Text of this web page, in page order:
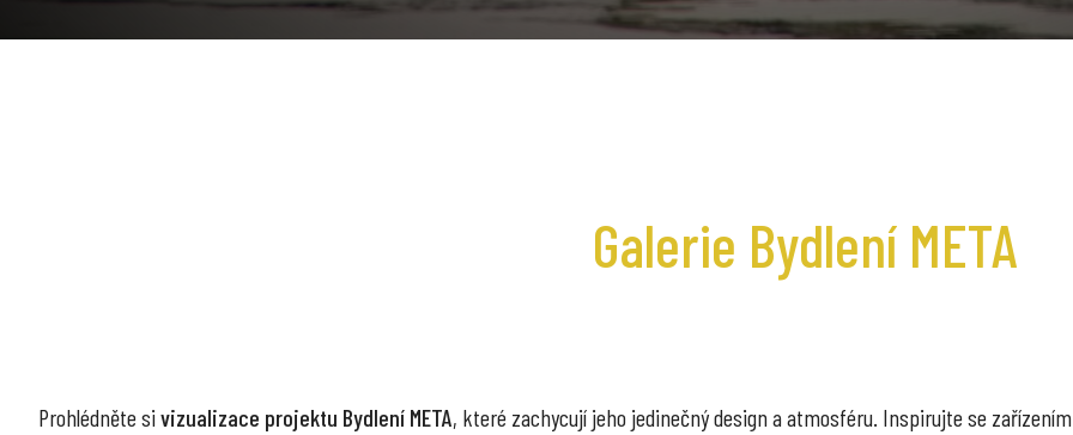
Galerie Bydlení META
Prohlédněte sivizualizace projektu Bydlení META, které zachycují jeho jedinečný design a atmosféru. Inspirujte se